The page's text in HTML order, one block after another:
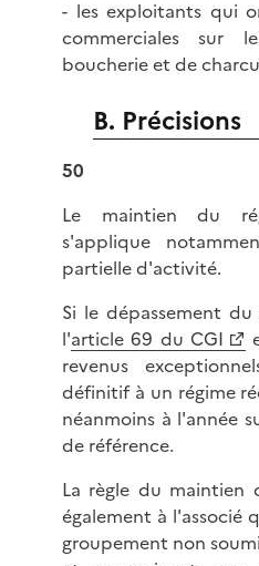
- les exploitants qui
commerciales sur
boucherie et de
B. Précisions
50
Le maintien du
s'applique
partielle d'activité.
Si le dépassement
l'article 69 du CGI
revenus
définitif à un régime
néanmoins à l'année
de référence.
La règle du maintien
également à l'associé
groupement non